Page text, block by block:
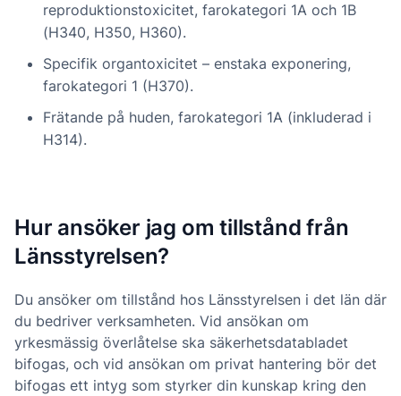
reproduktionstoxicitet, farokategori 1A och 1B
(H340, H350, H360).
Specifik organtoxicitet – enstaka exponering,
farokategori 1 (H370).
Frätande på huden, farokategori 1A (inkluderad i
H314).
Hur ansöker jag om tillstånd från
Länsstyrelsen?
Du ansöker om tillstånd hos Länsstyrelsen i det län där
du bedriver verksamheten. Vid ansökan om
yrkesmässig överlåtelse ska säkerhetsdatabladet
bifogas, och vid ansökan om privat hantering bör det
bifogas ett intyg som styrker din kunskap kring den